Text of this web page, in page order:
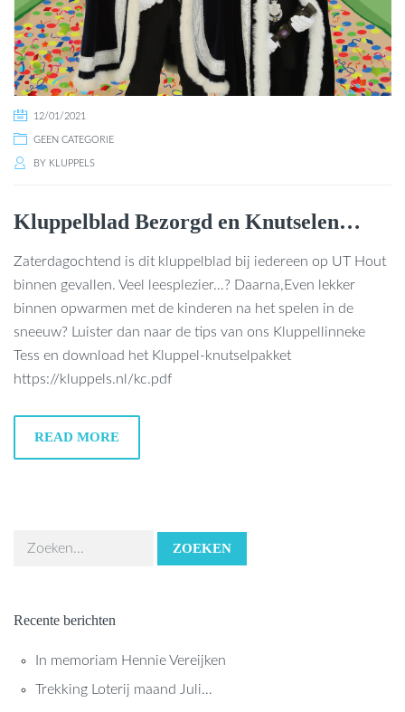
12/01/2021
GEEN CATEGORIE
BY KLUPPELS
Kluppelblad Bezorgd en Knutselen…
Zaterdagochtend is dit kluppelblad bij iedereen op UT Hout
binnen gevallen. Veel leesplezier…? Daarna,Even lekker
binnen opwarmen met de kinderen na het spelen in de
sneeuw? Luister dan naar de tips van ons Kluppellinneke
Tess en download het Kluppel-knutselpakket
https://kluppels.nl/kc.pdf
READ MORE
ZOEKEN
Recente berichten
In memoriam Hennie Vereijken
Trekking Loterij maand Juli…